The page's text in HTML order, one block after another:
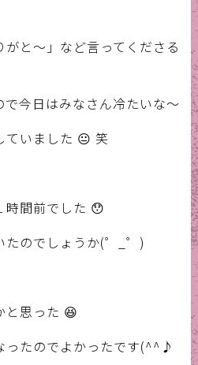
と～」など言ってくださる
今日はみなさん冷たいな～
ていました 😐 笑
時間前でした 😯
のでしょうか(゜_゜)
と思った 😆
ったのでよかったです(^^♪